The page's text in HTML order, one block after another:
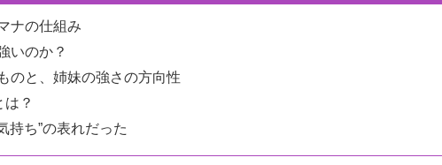
ナの仕組み
いのか？
のと、姉妹の強さの方向性
は？
持ち”の表れだった